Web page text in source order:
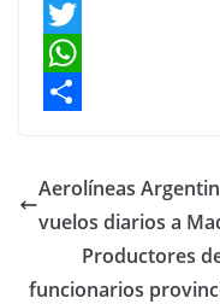
F
a
c
k
T
w
r
W
A
a
Aerolíneas
vuelos diarios a
Productores
funcionarios